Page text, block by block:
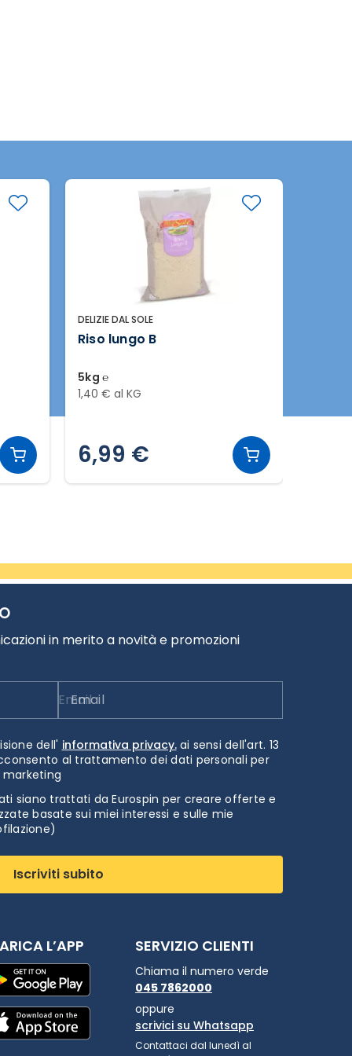
DELIZIE DAL SOLE
Riso lungo B
5kg ℮
1,40 € al KG
6,99 €
in merito a novità e promozioni
Email
dell' informativa privacy.ai sensi dell'art. 13
al trattamento dei dati personali per
siano trattati da Eurospin per creare offerte e
basate sui miei interessi e sulle mie
Iscriviti subito
L’APP SERVIZIO CLIENTI
Chiama il numero verde
045 7862000
oppure
scrivici su Whatsapp
Contattaci dal lunedì al